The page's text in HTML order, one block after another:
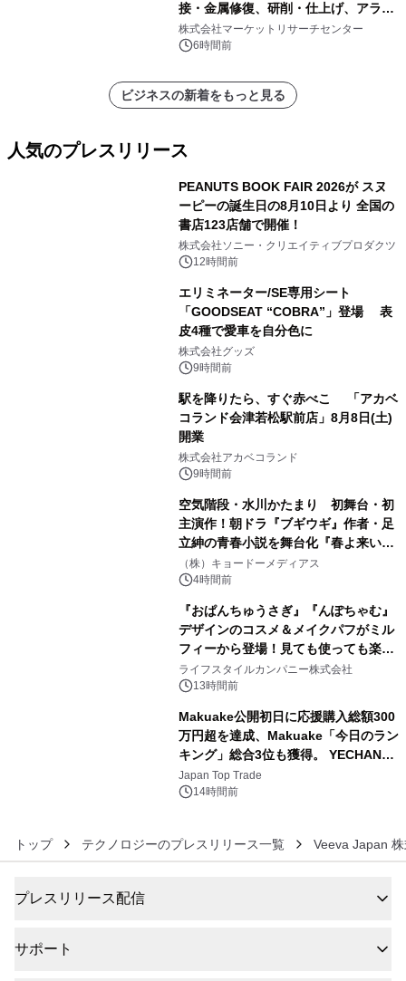
接・金属修復、研削・仕上げ、アライ
メント、その他）・分析レポートを発
表
株式会社マーケットリサーチセンター
6時間前
ビジネスの新着をもっと見る
人気のプレスリリース
PEANUTS BOOK FAIR 2026が スヌ
ーピーの誕生日の8月10日より 全国の
書店123店舗で開催！
株式会社ソニー・クリエイティブプロダクツ
12時間前
エリミネーター/SE専用シート
「GOODSEAT “COBRA”」登場 表
皮4種で愛車を自分色に
株式会社グッズ
9時間前
駅を降りたら、すぐ赤べこ 「アカベ
コランド会津若松駅前店」8月8日(土)
開業
株式会社アカベコランド
9時間前
空気階段・水川かたまり 初舞台・初
主演作！朝ドラ『ブギウギ』作者・足
立紳の青春小説を舞台化『春よ来い、
マジで来い』キービジュアル解禁！
（株）キョードーメディアス
4時間前
『おぱんちゅうさぎ』『んぽちゃむ』
デザインのコスメ＆メイクパフがミル
フィーから登場！見ても使っても楽し
い、ポップでキュートなコレクショ
ン。
ライフスタイルカンパニー株式会社
13時間前
Makuake公開初日に応援購入総額300
万円超を達成、Makuake「今日のラン
キング」総合3位も獲得。 YECHAN音
浴シンギングボウル第2弾の大型サイ
ズ（XL・2XL・3XL）を先行販売中
Japan Top Trade
14時間前
トップ テクノロジーのプレスリリース一覧 Veeva Japan
プレスリリース配信
サポート